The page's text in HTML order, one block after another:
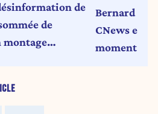
de
de
montage
Bernard de
CNews est
moment-là